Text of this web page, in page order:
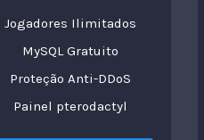
Jogadores Ilimitados
MySQL Gratuito
Proteção Anti-DDoS
Painel pterodactyl